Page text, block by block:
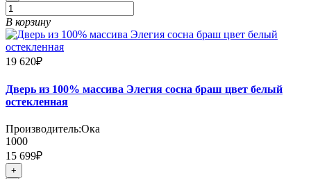
В корзину
19 620₽
Дверь из 100% массива Элегия сосна браш цвет белый
остекленная
Производитель:Ока
1000
15 699₽
+